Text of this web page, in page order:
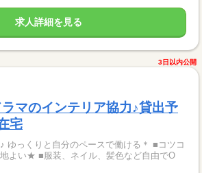
求人詳細を見る
3日以内公開
マのインテリア協力♪貸出予
宅
くりと自分のペースで働ける＊ ■コツコ
よい★ ■服装、ネイル、髪色など自由でO